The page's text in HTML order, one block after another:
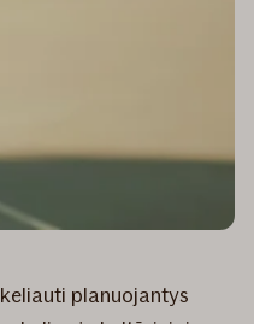
planuojantys